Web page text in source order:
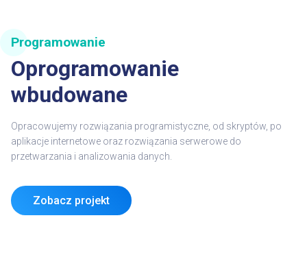
Programowanie
Oprogramowanie
wbudowane
Opracowujemy rozwiązania programistyczne, od skryptów, po
aplikacje internetowe oraz rozwiązania serwerowe do
przetwarzania i analizowania danych.
Zobacz projekt